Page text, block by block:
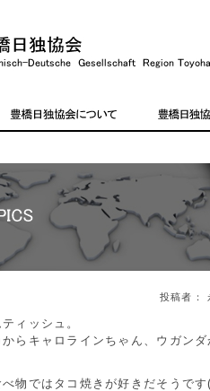
投稿者
ィッシュ。
らキャロラインちゃん、ウガン
物ではタコ焼きが好きだそうで